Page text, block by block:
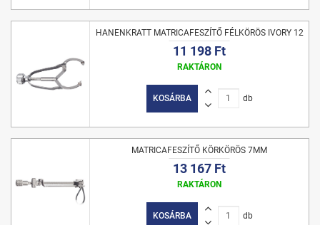
HANENKRATT MATRICAFESZÍTŐ FÉLKÖRÖS IVORY 12
11 198 Ft
RAKTÁRON
KOSÁRBA db
MATRICAFESZÍTŐ KÖRKÖRÖS 7MM
13 167 Ft
RAKTÁRON
KOSÁRBA db